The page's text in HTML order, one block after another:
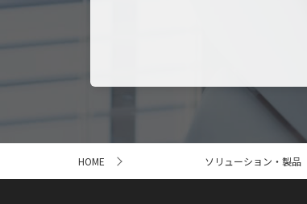
ト
HOME ソリューション・製品